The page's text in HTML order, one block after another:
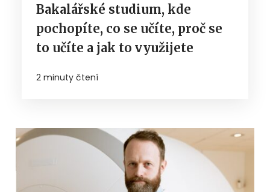
Bakalářské studium, kde
pochopíte, co se učíte, proč se
to učíte a jak to využijete
2 minuty čtení